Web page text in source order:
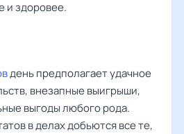
и здоровее.
день предполагает удачное
внезапные выигрыши,
выгоды любого рода.
в делах добьются все те,